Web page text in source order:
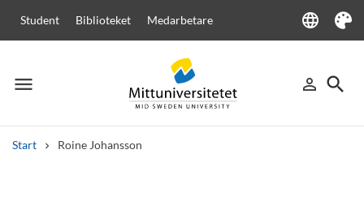
Student Biblioteket Medarbetare language
Language
Tema
menu
Meny person_outline
Logga in
search
Sök
Start Roine Johansson